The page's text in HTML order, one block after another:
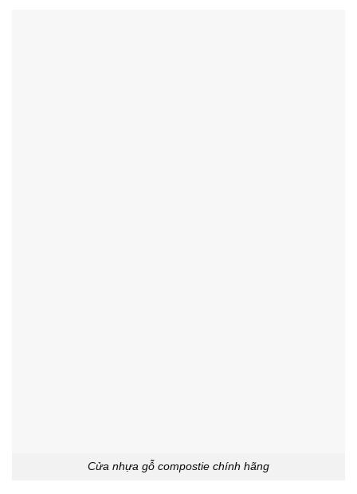
Cửa nhựa gỗ compostie chính hãng